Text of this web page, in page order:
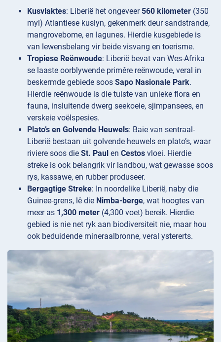
Kusvlaktes: Liberië het ongeveer 560 kilometer (350
myl) Atlantiese kuslyn, gekenmerk deur sandstrande,
mangrovebome, en lagunes. Hierdie kusgebiede is
van lewensbelang vir beide visvang en toerisme.
Tropiese Reënwoude: Liberië bevat van Wes-Afrika
se laaste oorblywende primêre reënwoude, veral in
beskermde gebiede soos Sapo Nasionale Park.
Hierdie reënwoude is die tuiste van unieke flora en
fauna, insluitende dwerg seekoeie, sjimpansees, en
verskeie voëlspesies.
Plato’s en Golvende Heuwels: Baie van sentraal-
Liberië bestaan uit golvende heuwels en plato’s, waar
riviere soos die St. Paul en Cestos vloei. Hierdie
streke is ook belangrik vir landbou, wat gewasse soos
rys, kassawe, en rubber produseer.
Bergagtige Streke: In noordelike Liberië, naby die
Guinee-grens, lê die Nimba-berge, wat hoogtes van
meer as 1,300 meter (4,300 voet) bereik. Hierdie
gebied is nie net ryk aan biodiversiteit nie, maar hou
ook beduidende mineraalbronne, veral ystererts.